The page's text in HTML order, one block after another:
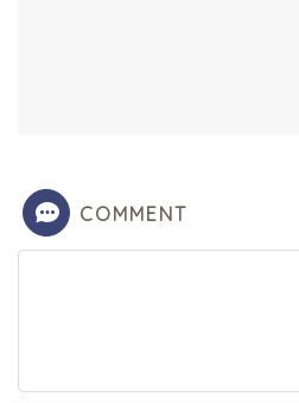
COMMENT